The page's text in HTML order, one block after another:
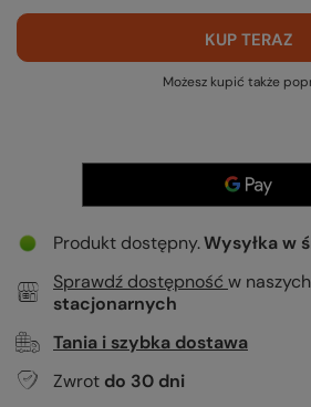
KUP TERAZ
Możesz kupić także
Produkt dostępny Wysyłkaw
Sprawdź dostępność w naszych
stacjonarnych
Tania i szybka dostawa
Zwrot do 30 dni